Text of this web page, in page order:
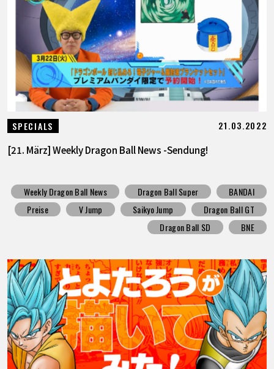
SPECIALS 21.03.2022
[21. März] Weekly Dragon Ball News -Sendung!
Weekly Dragon Ball News Dragon Ball Super
BANDAI
Preise
V Jump Saikyo Jump
Dragon Ball GT
Dragon Ball SD
BNE